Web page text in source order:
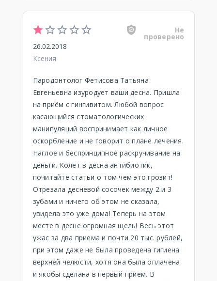
Не
проверено
26.02.2018
Ксения
Пародонтолог Фетисова Татьяна
Евгеньевна изуродует ваши десна. Пришла
на приём с гингивитом. Любой вопрос
касающийся стоматологических
манипуляций воспринимает как личное
оскорбление и не говорит о плане лечения.
Наглое и беспринципное раскручивание на
деньги. Колет в десна антибиотик,
почитайте статьи о том чем это грозит!
Отрезала десневой сосочек между 2 и 3
зубами и ничего об этом не сказала,
увидела это уже дома! Теперь на этом
месте в десне огромная щель! Весь этот
ужас за два приема и почти 20 тыс. рублей,
при этом даже не была проведена гигиена
верхней челюсти, хотя она была оплачена
и якобы сделана в первый прием. В